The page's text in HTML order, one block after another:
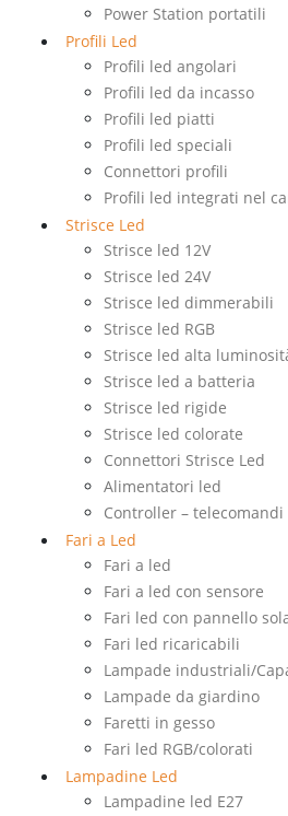
Power Station portatili
Profili Led
Profili led angolari
Profili led da incasso
Profili led piatti
Profili led speciali
Connettori profili
Profili led integrati nel
Strisce Led
Strisce led 12V
Strisce led 24V
Strisce led dimmerabili
Strisce led RGB
Strisce led alta
Strisce led a batteria
Strisce led rigide
Strisce led colorate
Connettori Strisce Led
Alimentatori led
Controller – telecomandi
Fari a Led
Fari a led
Fari a led con sensore
Fari led con pannello
Fari led ricaricabili
Lampade industriali/
Lampade da giardino
Faretti in gesso
Fari led RGB/colorati
Lampadine Led
Lampadine led E27